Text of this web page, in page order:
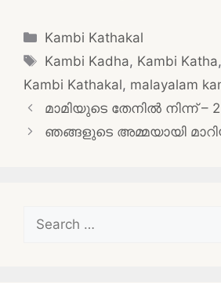
Categories
Kambi Kathakal
Tags
Kambi Kadha, Kambi Katha,
Kambi Kathakal, malayalam
Post
navigation
മാമിയുടെ തേനിൽ നിന്ന് – 2
ഞങ്ങളുടെ അമ്മയായി
Search
for: